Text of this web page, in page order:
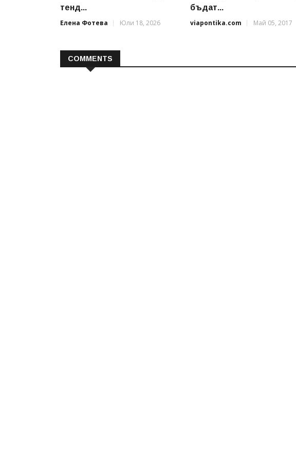
тенд...
Елена Фотева
Юли 18, 2026
бъдат...
viapontika.com
Май 05, 2017
COMMENTS